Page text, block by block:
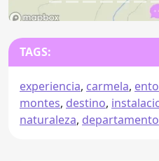
TAGS:
experiencia, carmela,
montes, destino,
naturaleza, departamento